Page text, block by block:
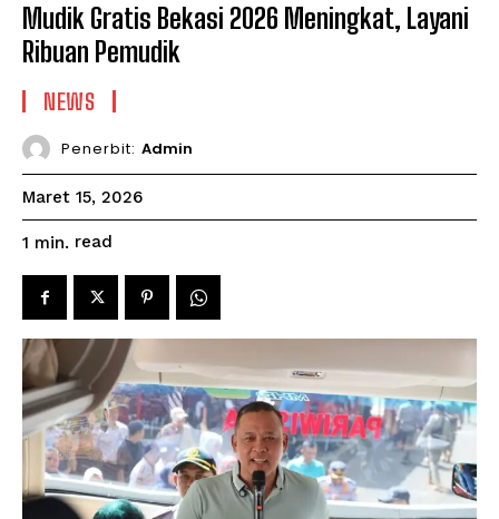
Mudik Gratis Bekasi 2026 Meningkat, Layani
Ribuan Pemudik
NEWS
Penerbit: Admin
Maret 15, 2026
1 min. read